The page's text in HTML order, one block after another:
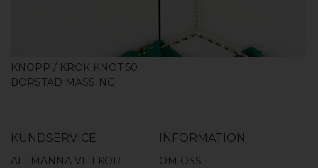
KNOPP / KROK KNOT 50
BORSTAD MÄSSING
KUNDSERVICE
ALLMÄNNA VILLKOR
INFORMATION
OM OSS